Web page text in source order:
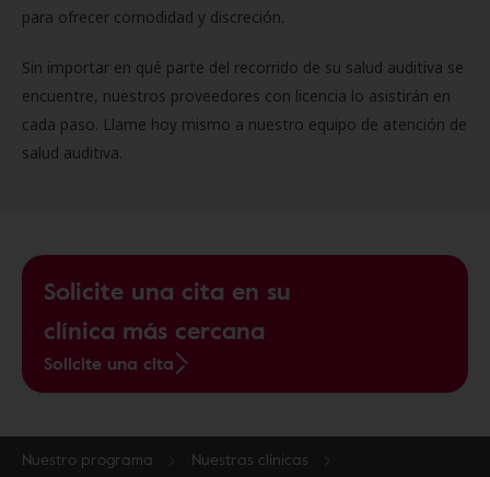
para ofrecer comodidad y discreción.
Sin importar en qué parte del recorrido de su salud auditiva se
encuentre, nuestros proveedores con licencia lo asistirán en
cada paso. Llame hoy mismo a nuestro equipo de atención de
salud auditiva.
Solicite una cita en su
clínica más cercana
Solicite una cita
Nuestro programa
Nuestras clínicas